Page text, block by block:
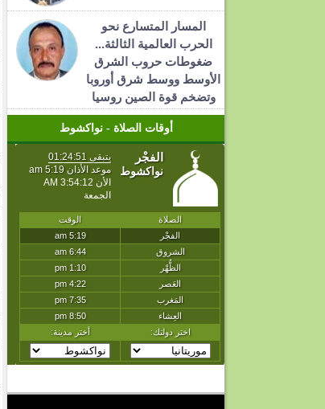
المسار المتسارع نحو
الحرب العالمية الثالثة...
ضغوطات حروب الشرق
الأوسط ووسط شرق أوروبا
وتضخم قوة الصين روسيا
أوقات الصلاة - نواكشوط